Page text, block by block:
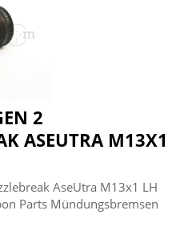
2
ASEUTRA M13X1
AseUtra M13x1 LH
Parts Mündungsbremsen